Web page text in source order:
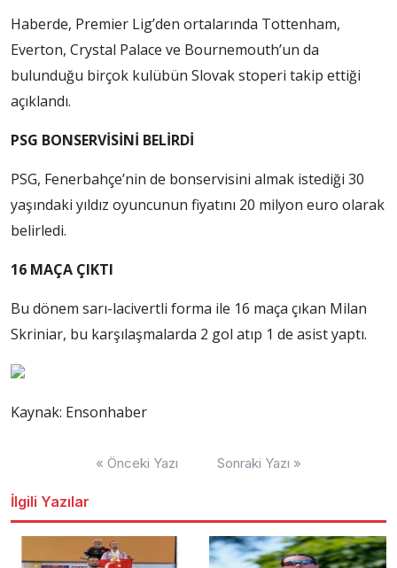
Haberde, Premier Lig’den ortalarında Tottenham,
Everton, Crystal Palace ve Bournemouth’un da
bulunduğu birçok kulübün Slovak stoperi takip ettiği
açıklandı.
PSG BONSERVİSİNİ BELİRDİ
PSG, Fenerbahçe’nin de bonservisini almak istediği 30
yaşındaki yıldız oyuncunun fiyatını 20 milyon euro olarak
belirledi.
16 MAÇA ÇIKTI
Bu dönem sarı-lacivertli forma ile 16 maça çıkan Milan
Skriniar, bu karşılaşmalarda 2 gol atıp 1 de asist yaptı.
Kaynak: Ensonhaber
« Önceki Yazı Sonraki Yazı »
İlgili Yazılar